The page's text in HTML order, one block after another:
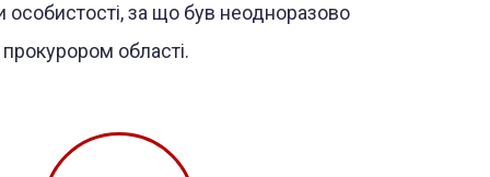
особистості, за що був неодноразово
області.